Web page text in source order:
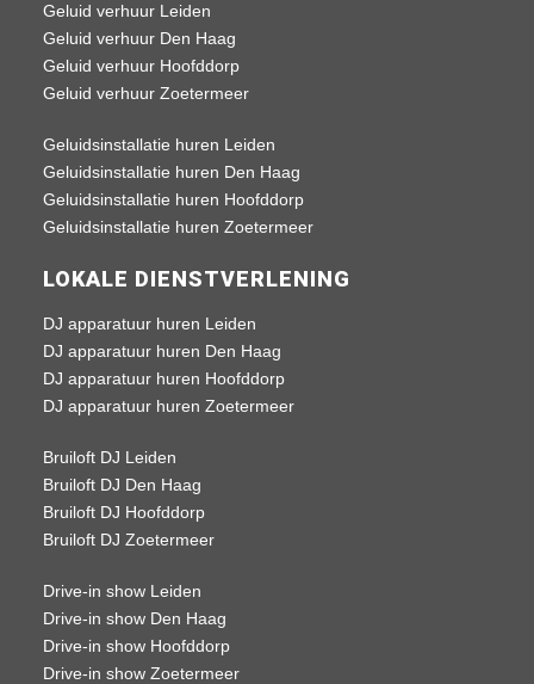
Geluid verhuur Leiden
Geluid verhuur Den Haag
Geluid verhuur Hoofddorp
Geluid verhuur Zoetermeer
Geluidsinstallatie huren Leiden
Geluidsinstallatie huren Den Haag
Geluidsinstallatie huren Hoofddorp
Geluidsinstallatie huren Zoetermeer
LOKALE DIENSTVERLENING
DJ apparatuur huren Leiden
DJ apparatuur huren Den Haag
DJ apparatuur huren Hoofddorp
DJ apparatuur huren Zoetermeer
Bruiloft DJ Leiden
Bruiloft DJ Den Haag
Bruiloft DJ Hoofddorp
Bruiloft DJ Zoetermeer
Drive-in show Leiden
Drive-in show Den Haag
Drive-in show Hoofddorp
Drive-in show Zoetermeer